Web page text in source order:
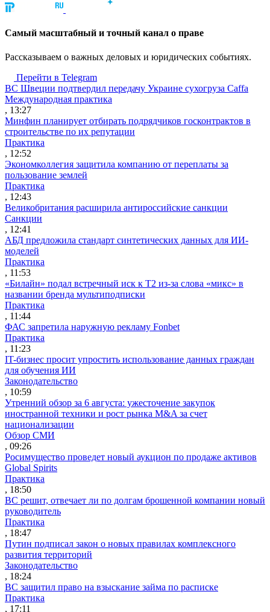
Cамый масштабный и точный канал о праве
Рассказываем о важных деловых и юридических событиях.
Перейти в Telegram
ВС Швеции подтвердил передачу Украине сухогруза Caffa
Международная практика
, 13:27
Минфин планирует отбирать подрядчиков госконтрактов в
строительстве по их репутации
Практика
, 12:52
Экономколлегия защитила компанию от переплаты за
пользование землей
Практика
, 12:43
Великобритания расширила антироссийские санкции
Санкции
, 12:41
АБД предложила стандарт синтетических данных для ИИ-
моделей
Практика
, 11:53
«Билайн» подал встречный иск к Т2 из-за слова «микс» в
названии бренда мультиподписки
Практика
, 11:44
ФАС запретила наружную рекламу Fonbet
Практика
, 11:23
IT-бизнес просит упростить использование данных граждан
для обучения ИИ
Законодательство
, 10:59
Утренний обзор за 6 августа: ужесточение закупок
иностранной техники и рост рынка M&A за счет
национализации
Обзор СМИ
, 09:26
Росимущество проведет новый аукцион по продаже активов
Global Spirits
Практика
, 18:50
ВС решит, отвечает ли по долгам брошенной компании новый
руководитель
Практика
, 18:47
Путин подписал закон о новых правилах комплексного
развития территорий
Законодательство
, 18:24
ВС защитил право на взыскание займа по расписке
Практика
, 17:11